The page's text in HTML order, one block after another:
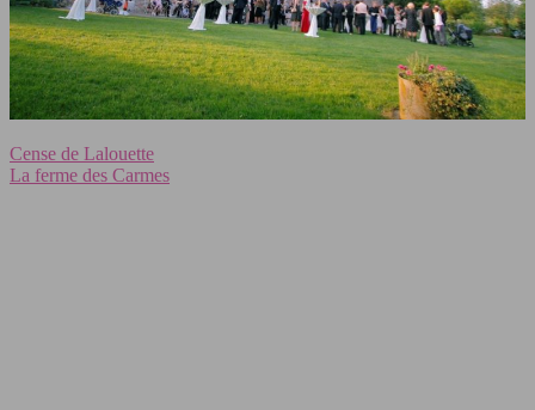
Cense de Lalouette
La ferme des Carmes